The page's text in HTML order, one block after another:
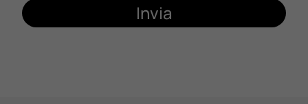
Invia